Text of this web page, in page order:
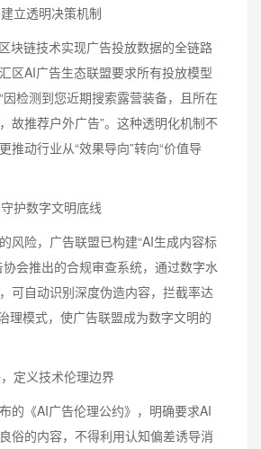
立透明决策机制
块链技术实现广告投放数据的全链路
区AI广告生态联盟要求所有投放模型
检测到您近期搜索露营装备，且所在
故推荐户外广告”。这种透明化机制不
推动行业从“效果导向”转向“价值导
护数字文明底线
风险，广告联盟已构建“AI生成内容标
会推出的合规审查系统，通过数字水
可自动识别深度伪造内容，拦截率达
理模式，使广告联盟成为数字文明的
定义技术伦理边界
的《AI广告伦理公约》，明确要求AI
俗的内容，不得利用认知偏差诱导消